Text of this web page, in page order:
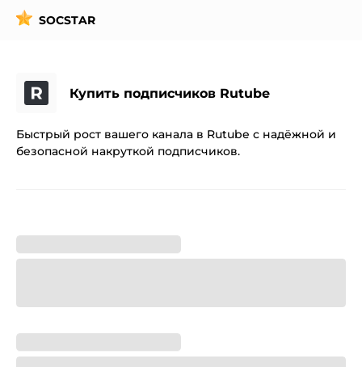
SOCSTAR
Купить подписчиков Rutube
Быстрый рост вашего канала в Rutube с надёжной и
безопасной накруткой подписчиков.